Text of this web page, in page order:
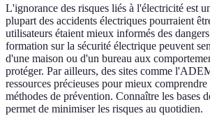
L'ignorance des risques liés à l'électricité est
plupart des accidents électriques pourraient
utilisateurs étaient mieux informés des
formation sur la sécurité électrique peuvent
d'une maison ou d'un bureau aux
protéger. Par ailleurs, des sites comme
ressources précieuses pour mieux comprendre
méthodes de prévention. Connaître les bases
permet de minimiser les risques au quotidien.